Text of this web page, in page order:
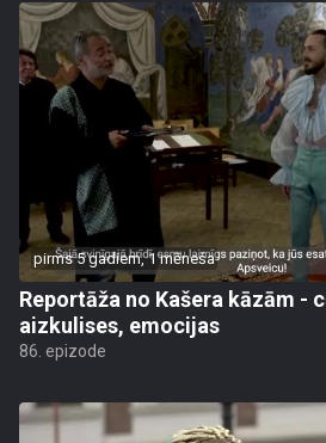
pirms 5 gadiem, 1 mēneša
Reportāža no Kašera kāzām -
aizkulises, emocijas
86. epizode